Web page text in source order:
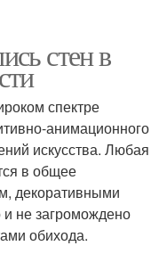
стен в
спектре
анимационного
искусства. Любая
в общее
декоративными
не загромождено
обихода.